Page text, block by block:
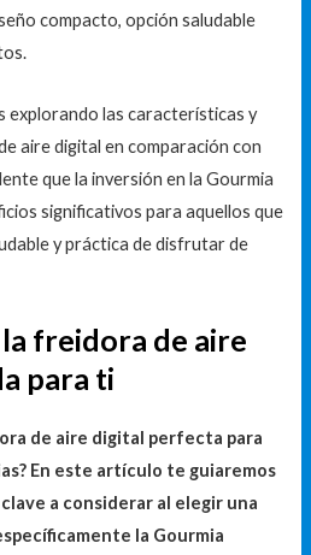
compacto, opción saludable
explorando las características y
aire digital en comparación con
que la inversión en la Gourmia
significativos para aquellos que
y práctica de disfrutar de
freidora de aire
para ti
de aire digital perfecta para
En este artículo te guiaremos
a considerar al elegir una
la Gourmia